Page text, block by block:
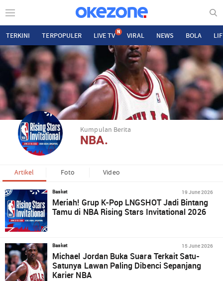
TERKINI TERPOPULER LIVE TV N VIRAL NEWS BOLA
Kumpulan Berita
NBA.
Artikel Foto Video
Basket 19 June 2026
Meriah! Grup K-Pop LNGSHOT Jadi Bintang
Tamu di NBA Rising Stars Invitational 2026
Basket 15 June 2026
Michael Jordan Buka Suara Terkait Satu-
Satunya Lawan Paling Dibenci Sepanjang
Karier NBA